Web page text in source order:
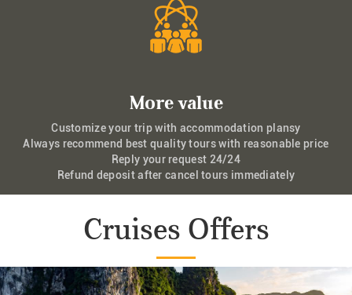
More value
Customize your trip with accommodation plansy
Always recommend best quality tours with reasonable price
Reply your request 24/24
Refund deposit after cancel tours immediately
Cruises Offers